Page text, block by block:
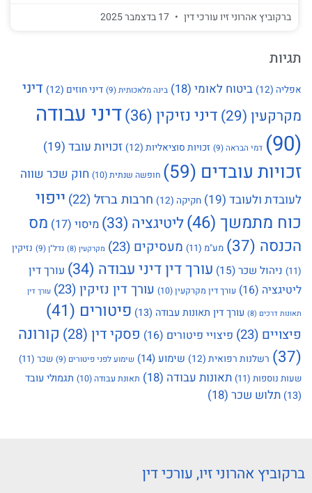
ברקוביץ אהרוני זיו עורכי דין
תגיות
אפליה (12) ביטוח לאומי (18) בינה מלאכותית(9) דיני חוזים (12)
דיני
מקרקעין (29) דיני נזיקין (36)
דיני עבודה
(90)
דמי הבראה(9) זכויות סוציאליות (12) זכויות עובד (19)
זכויות עובדים (59) חופשה שנתית(10)
חוק שכר שווה
לעובדת ולעובד (19) חקיקה (12) חרבות ברזל (22)
ייפוי
כוח מתמשך (46) ליטיגציה (33) מיסוי (17)
מס
הכנסה (37) מע"מ (11) מעסיקים (23) מקרקעין (8) נדל"ן(9)
נזיקין
(11)
ניהול שכר(15) עורך דין דיני עבודה (34)
עורך דין
ליטיגציה (16) עורך דין מקרקעין(10) עורך דין נזיקין(23) עורך דין
תאונות דרכים (8) עורך דין תאונות עבודה (13) פיטורים (41)
פיצויים (23) פיצויי פיטורים (16) פסקי דין (28)
קורונה
(37)
רשלנות רפואית (12) שימוע(14) שימוע לפני פיטורים (9) שכר (11)
שעות נוספות (11) תאונות עבודה (18) תאונת עבודה (10)
תגמולי עובד
(13)
תלוש שכר (18)
ברקוביץ אהרוני זיו, עורכי דין